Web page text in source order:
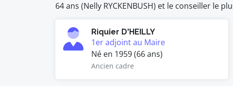
64 ans (Nelly RYCKENBUSH) et le conseiller le
Riquier D'HEILLY
1er adjoint au Maire
Né en 1959 (66 ans)
Ancien cadre